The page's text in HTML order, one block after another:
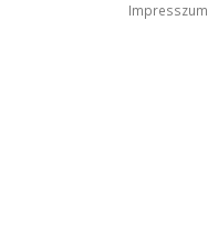
Impresszum